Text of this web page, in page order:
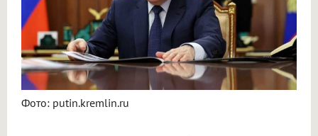
Фото: putin.kremlin.ru